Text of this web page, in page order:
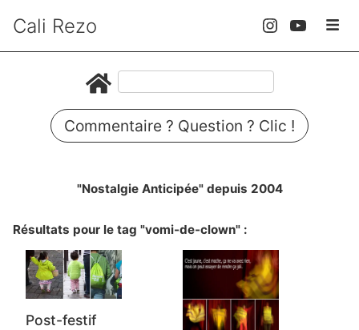
Cali Rezo
Commentaire ? Question ? Clic !
"Nostalgie Anticipée" depuis 2004
Résultats pour le tag "vomi-de-clown" :
Post-festif